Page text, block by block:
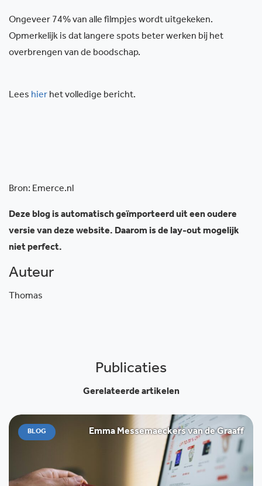
Ongeveer 74% van alle filmpjes wordt uitgekeken.
Opmerkelijk is dat langere spots beter werken bij het
overbrengen van de boodschap.
Lees hier het volledige bericht.
Bron: Emerce.nl
Deze blog is automatisch geïmporteerd uit een oudere
versie van deze website. Daarom is de lay-out mogelijk
niet perfect.
Auteur
Thomas
Publicaties
Gerelateerde artikelen
BLOG Emma Messemaeckers van de Graaff